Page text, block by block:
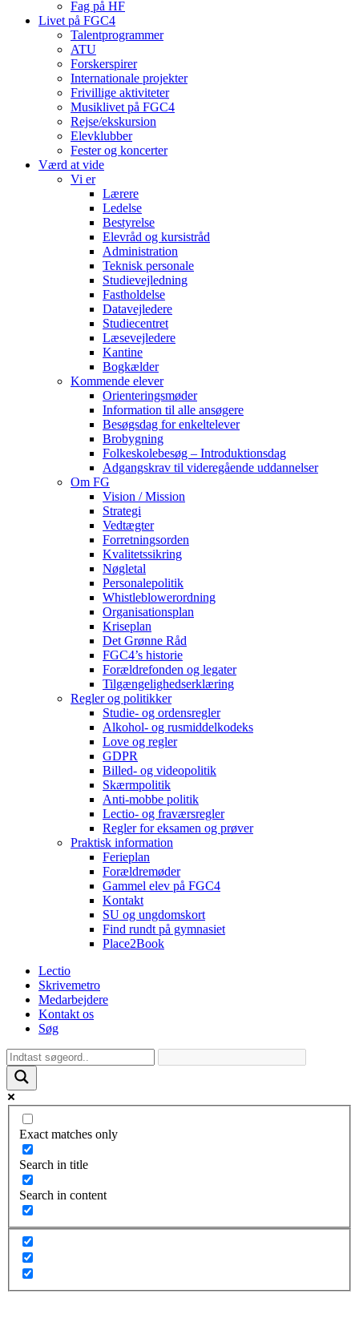
Fag på HF
Livet på FGC4
Talentprogrammer
ATU
Forskerspirer
Internationale projekter
Frivillige aktiviteter
Musiklivet på FGC4
Rejse/ekskursion
Elevklubber
Fester og koncerter
Værd at vide
Vi er
Lærere
Ledelse
Bestyrelse
Elevråd og kursistråd
Administration
Teknisk personale
Studievejledning
Fastholdelse
Datavejledere
Studiecentret
Læsevejledere
Kantine
Bogkælder
Kommende elever
Orienteringsmøder
Information til alle ansøgere
Besøgsdag for enkeltelever
Brobygning
Folkeskolebesøg – Introduktionsdag
Adgangskrav til videregående uddannelser
Om FG
Vision / Mission
Strategi
Vedtægter
Forretningsorden
Kvalitetssikring
Nøgletal
Personalepolitik
Whistleblowerordning
Organisationsplan
Kriseplan
Det Grønne Råd
FGC4’s historie
Forældrefonden og legater
Tilgængelighedserklæring
Regler og politikker
Studie- og ordensregler
Alkohol- og rusmiddelkodeks
Love og regler
GDPR
Billed- og videopolitik
Skærmpolitik
Anti-mobbe politik
Lectio- og fraværsregler
Regler for eksamen og prøver
Praktisk information
Ferieplan
Forældremøder
Gammel elev på FGC4
Kontakt
SU og ungdomskort
Find rundt på gymnasiet
Place2Book
Lectio
Skrivemetro
Medarbejdere
Kontakt os
Søg
Exact matches only
Search in title
Search in content